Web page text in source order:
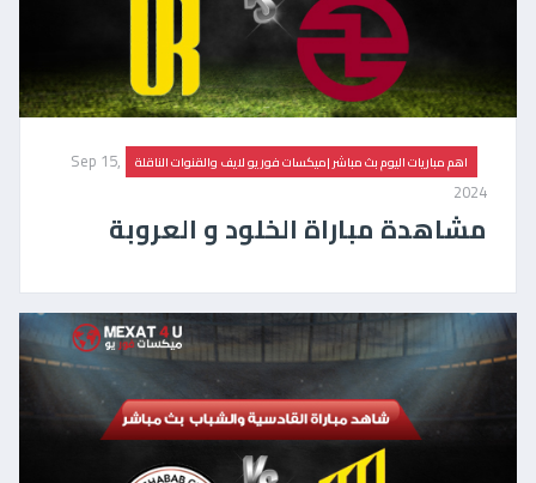
اهم مباريات اليوم بث مباشر |ميكسات فور يو لايف والقنوات الناقلة
Sep 15,
2024
مشاهدة مباراة الخلود و العروبة